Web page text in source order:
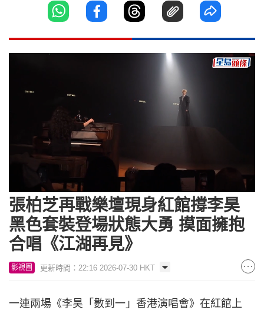
Unmute Loaded
6.52%
張柏芝再戰樂壇現身紅館撐李昊
黑色套裝登場狀態大勇 摸面擁抱
合唱《江湖再見》
影視圈 更新時間：22:16 2026-07-30 HKT
一連兩場《李昊「數到一」香港演唱會》在紅館上